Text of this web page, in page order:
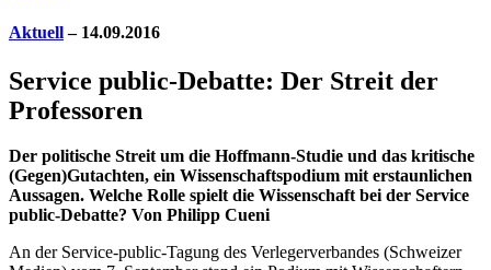
Aktuell– 14.09.2016
Service public-Debatte: Der Streit der
Professoren
Der politische Streit um die Hoffmann-Studie und das kritische
(Gegen)Gutachten, ein Wissenschaftspodium mit erstaunlichen
Aussagen. Welche Rolle spielt die Wissenschaft bei der Service
public-Debatte? Von Philipp Cueni
An der Service-public-Tagung des Verlegerverbandes (Schweizer